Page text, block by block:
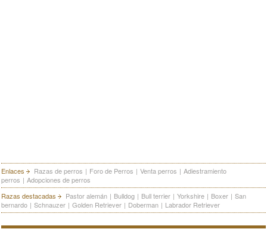
Enlaces Razas de perros | Foro de Perros | Venta perros | Adiestramiento
perros | Adopciones de perros
Razas destacadas
Pastor alemán | Bulldog | Bull terrier | Yorkshire | Boxer | San
bernardo | Schnauzer | Golden Retriever | Doberman | Labrador Retriever